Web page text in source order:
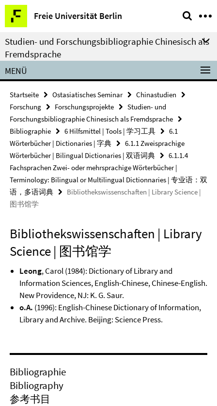
Springe
direkt
zu
Inhalt
Freie Universität Berlin
Service-
Navigation
Studien- und Forschungsbibliographie Chinesisch als
Fremdsprache
MENÜ
Startseite Ostasiatisches Seminar
Chinastudien
Forschung
Forschungsprojekte
Studien- und
Forschungsbibliographie Chinesisch als Fremdsprache
Bibliographie
6 Hilfsmittel | Tools | 学习工具
6.1
Wörterbücher | Dictionaries | 字典
6.1.1 Zweisprachige
Wörterbücher | Bilingual Dictionaries | 双语词典
6.1.1.4
Fachsprachen Zwei- oder mehrsprachige Wörterbücher |
Terminology: Bilingual or Multilingual Dictionnaries | 专业语：双
语，多语词典
Bibliothekswissenschaften | Library Science |
图书馆学
Bibliothekswissenschaften | Library
Science | 图书馆学
Leong, Carol (1984): Dictionary of Library and
Information Sciences, English-Chinese, Chinese-English.
New Providence, NJ: K. G. Saur.
o.A. (1996): English-Chinese Dictionary of Information,
Library and Archive. Beijing: Science Press.
Bibliographie
Bibliography
参考书目